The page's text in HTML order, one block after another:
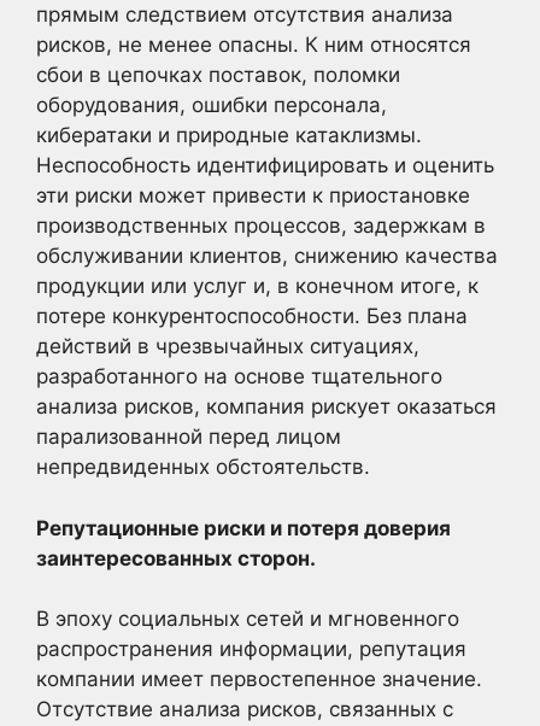
прямым следствием отсутствия анализа
рисков, не менее опасны. К ним относятся
сбои в цепочках поставок, поломки
оборудования, ошибки персонала,
кибератаки и природные катаклизмы.
Неспособность идентифицировать и оценить
эти риски может привести к приостановке
производственных процессов, задержкам в
обслуживании клиентов, снижению качества
продукции или услуг и, в конечном итоге, к
потере конкурентоспособности. Без плана
действий в чрезвычайных ситуациях,
разработанного на основе тщательного
анализа рисков, компания рискует оказаться
парализованной перед лицом
непредвиденных обстоятельств.
Репутационные риски и потеря доверия
заинтересованных сторон.
В эпоху социальных сетей и мгновенного
распространения информации, репутация
компании имеет первостепенное значение.
Отсутствие анализа рисков, связанных с